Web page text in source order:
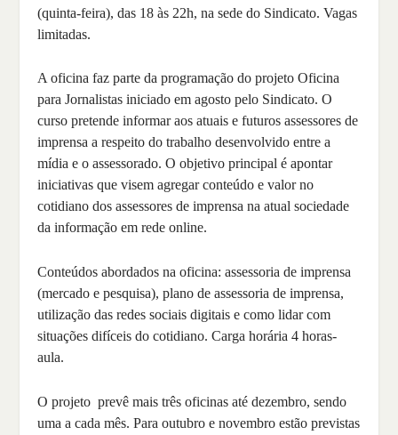
(quinta-feira), das 18 às 22h, na sede do Sindicato. Vagas
limitadas.
A oficina faz parte da programação do projeto Oficina
para Jornalistas iniciado em agosto pelo Sindicato. O
curso pretende informar aos atuais e futuros assessores de
imprensa a respeito do trabalho desenvolvido entre a
mídia e o assessorado. O objetivo principal é apontar
iniciativas que visem agregar conteúdo e valor no
cotidiano dos assessores de imprensa na atual sociedade
da informação em rede online.
Conteúdos abordados na oficina: assessoria de imprensa
(mercado e pesquisa), plano de assessoria de imprensa,
utilização das redes sociais digitais e como lidar com
situações difíceis do cotidiano. Carga horária 4 horas-
aula.
O projeto prevê mais três oficinas até dezembro, sendo
uma a cada mês. Para outubro e novembro estão previstas